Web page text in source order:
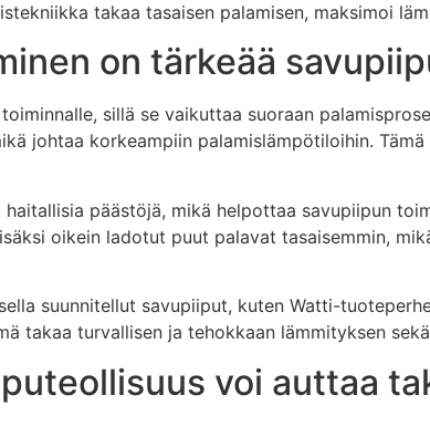
takaa tasaisen palamisen, maksimoi
on tärkeää
sillä se vaikuttaa suoraan
johtaa korkeampiin palamislämpötiloihin.
päästöjä, mikä helpottaa savupiipun
oikein ladotut puut palavat tasaisemmin,
suunnitellut savupiiput, kuten Watti-
takaa turvallisen ja tehokkaan lämmityksen
voi auttaa